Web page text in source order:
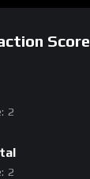
Score
2
2